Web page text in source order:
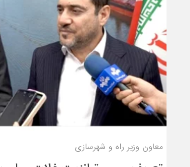
معاون وزیر راه و شهرسازی